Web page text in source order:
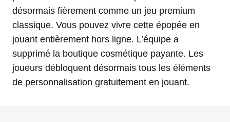
désormais fièrement comme un jeu premium
classique. Vous pouvez vivre cette épopée en
jouant entièrement hors ligne. L’équipe a
supprimé la boutique cosmétique payante. Les
joueurs débloquent désormais tous les éléments
de personnalisation gratuitement en jouant.